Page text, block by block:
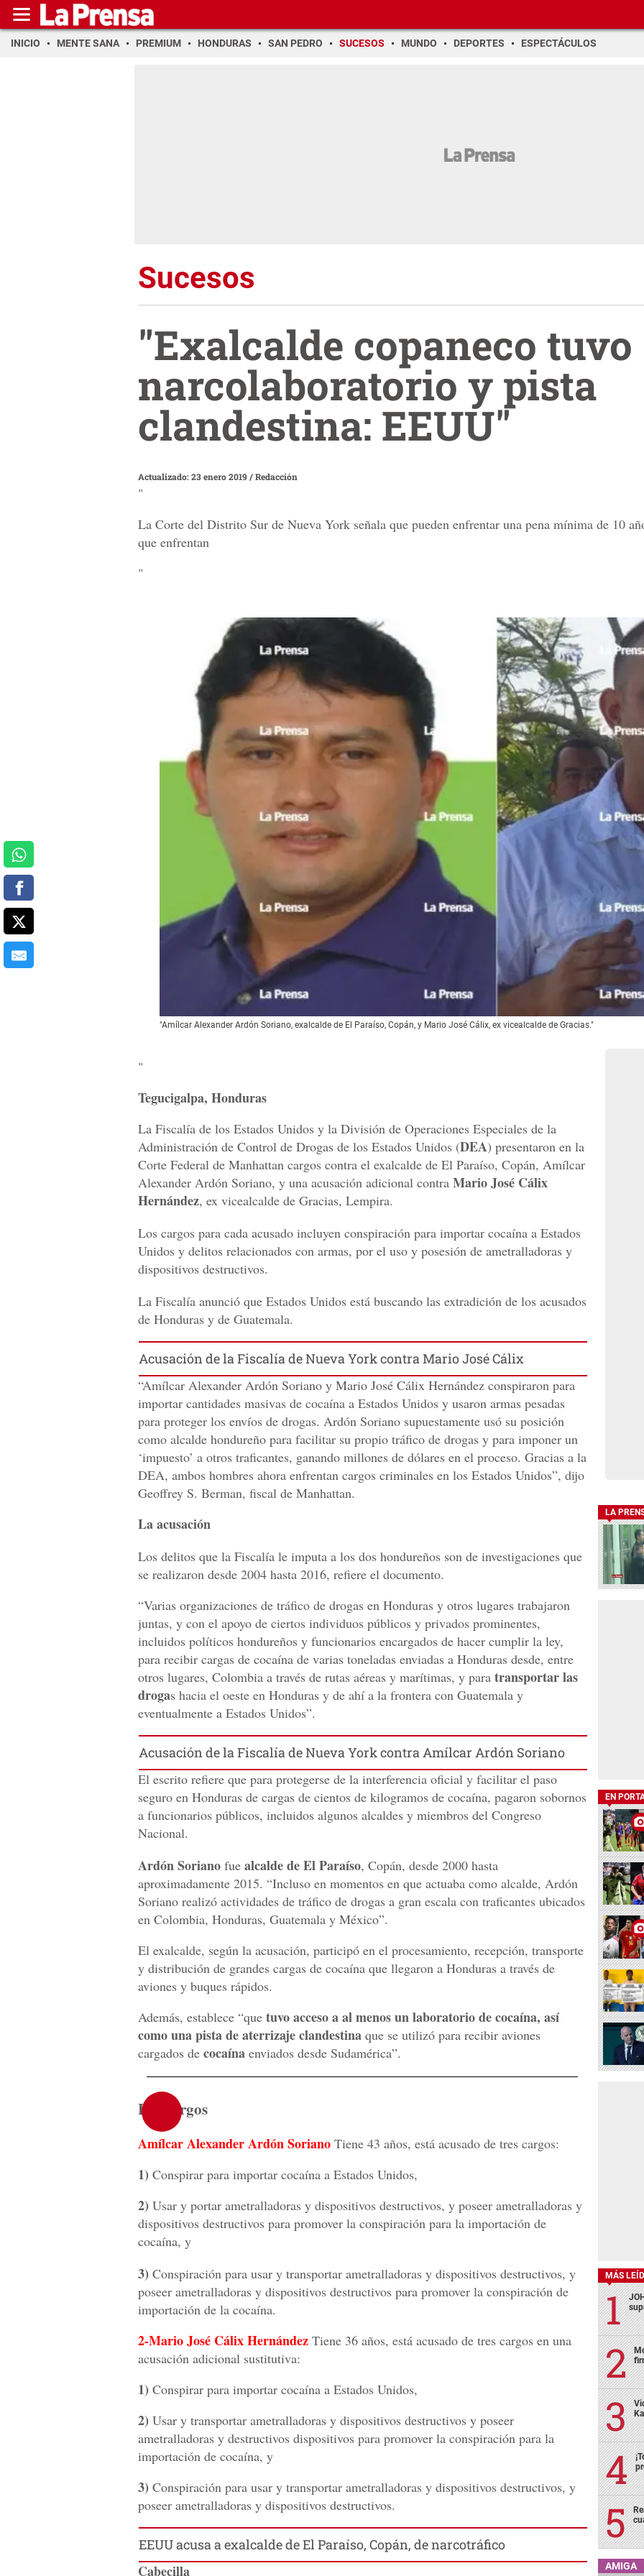
INICIO MENTE SANA PREMIUM HONDURAS SAN PEDRO SUCESOS MUNDO DEPORTES ESPECTÁCULOS
Sucesos
"Exalcalde copaneco tuvo
narcolaboratorio y pista
clandestina: EEUU"
Actualizado: 23 enero 2019/Redacción
"
La Corte del Distrito Sur de Nueva York señala que pueden enfrentar una pena mínima de 10
que enfrentan
"
"Amílcar Alexander Ardón Soriano, exalcalde de El Paraíso, Copán, y Mario José Cálix, ex vicealcalde de Gracias."
"
Tegucigalpa, Honduras
La Fiscalía de los Estados Unidos y la División de Operaciones Especiales de la
Administración de Control de Drogas de los Estados Unidos (DEA) presentaron en la
Corte Federal de Manhattan cargos contra el exalcalde de El Paraíso, Copán, Amílcar
Alexander Ardón Soriano, y una acusación adicional contra Mario José Cálix
Hernández, ex vicealcalde de Gracias, Lempira.
Los cargos para cada acusado incluyen conspiración para importar cocaína a Estados
Unidos y delitos relacionados con armas, por el uso y posesión de ametralladoras y
dispositivos destructivos.
La Fiscalía anunció que Estados Unidos está buscando las extradición de los acusados
​​de Honduras y de Guatemala.
Acusación de la Fiscalía de Nueva York contra Mario José Cálix
“Amílcar Alexander Ardón Soriano y Mario José Cálix Hernández conspiraron para
importar cantidades masivas de cocaína a Estados Unidos y usaron armas pesadas
para proteger los envíos de drogas. Ardón Soriano supuestamente usó su posición
como alcalde hondureño para facilitar su propio tráfico de drogas y para imponer un
‘impuesto’ a otros traficantes, ganando millones de dólares en el proceso. Gracias a la
DEA, ambos hombres ahora enfrentan cargos criminales en los Estados Unidos”, dijo
Geoffrey S. Berman, fiscal de Manhattan.
La acusación
Los delitos que la Fiscalía le imputa a los dos hondureños son de investigaciones que
se realizaron desde 2004 hasta 2016, refiere el documento.
“Varias organizaciones de tráfico de drogas en Honduras y otros lugares trabajaron
juntas, y con el apoyo de ciertos individuos públicos y privados prominentes,
incluidos políticos hondureños y funcionarios encargados de hacer cumplir la ley,
para recibir cargas de cocaína de varias toneladas enviadas a Honduras desde, entre
otros lugares, Colombia a través de rutas aéreas y marítimas, y para transportar las
drogas hacia el oeste en Honduras y de ahí a la frontera con Guatemala y
eventualmente a Estados Unidos”.
Acusación de la Fiscalía de Nueva York contra Amílcar Ardón Soriano
El escrito refiere que para protegerse de la interferencia oficial y facilitar el paso
seguro en Honduras de cargas de cientos de kilogramos de cocaína, pagaron sobornos
a funcionarios públicos, incluidos algunos alcaldes y miembros del Congreso
Nacional.
Ardón Soriano fue alcalde de El Paraíso, Copán, desde 2000 hasta
aproximadamente 2015. “Incluso en momentos en que actuaba como alcalde, Ardón
Soriano realizó actividades de tráfico de drogas a gran escala con traficantes ubicados
en Colombia, Honduras, Guatemala y México”.
El exalcalde, según la acusación, participó en el procesamiento, recepción, transporte
y distribución de grandes cargas de cocaína que llegaron a Honduras a través de
aviones y buques rápidos.
Además, establece “que tuvo acceso a al menos un laboratorio de cocaína, así
como una pista de aterrizaje clandestina que se utilizó para recibir aviones
cargados de cocaína enviados desde Sudamérica”.
Los cargos
Amílcar Alexander Ardón Soriano Tiene 43 años, está acusado de tres cargos:
1) Conspirar para importar cocaína a Estados Unidos,
2) Usar y portar ametralladoras y dispositivos destructivos, y poseer ametralladoras y
dispositivos destructivos para promover la conspiración para la importación de
cocaína, y
3) Conspiración para usar y transportar ametralladoras y dispositivos destructivos, y
poseer ametralladoras y dispositivos destructivos para promover la conspiración de
importación de la cocaína.
2-Mario José Cálix Hernández Tiene 36 años, está acusado de tres cargos en una
acusación adicional sustitutiva:
1) Conspirar para importar cocaína a Estados Unidos,
2) Usar y transportar ametralladoras y dispositivos destructivos y poseer
ametralladoras y destructivos dispositivos para promover la conspiración para la
importación de cocaína, y
3) Conspiración para usar y transportar ametralladoras y dispositivos destructivos, y
poseer ametralladoras y dispositivos destructivos.
EEUU acusa a exalcalde de El Paraíso, Copán, de narcotráfico
Cabecilla
LA
EN
MÁS
AMIGA